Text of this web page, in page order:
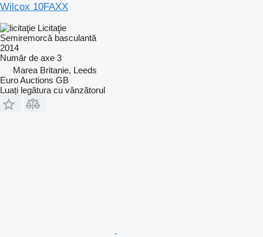
Wilcox 10FAXX
Licitaţie
Semiremorcă basculantă
2014
Număr de axe 3
Marea Britanie, Leeds
Euro Auctions GB
Luați legătura cu vânzătorul